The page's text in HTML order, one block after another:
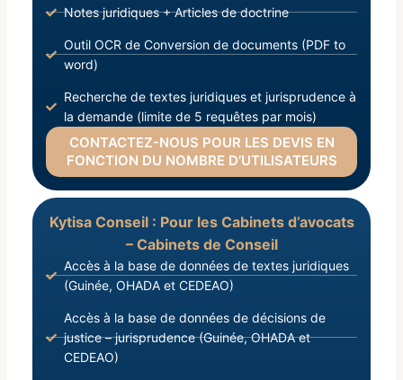
Notes juridiques + Articles de doctrine
Outil OCR de Conversion de documents (PDF to
word)
Recherche de textes juridiques et jurisprudence à
la demande (limite de 5 requêtes par mois)
CONTACTEZ-NOUS POUR LES DEVIS EN
FONCTION DU NOMBRE D’UTILISATEURS
Kytisa Conseil : Pour les Cabinets d’avocats
– Cabinets de Conseil
Accès à la base de données de textes juridiques
(Guinée, OHADA et CEDEAO)
Accès à la base de données de décisions de
justice – jurisprudence (Guinée, OHADA et
CEDEAO)